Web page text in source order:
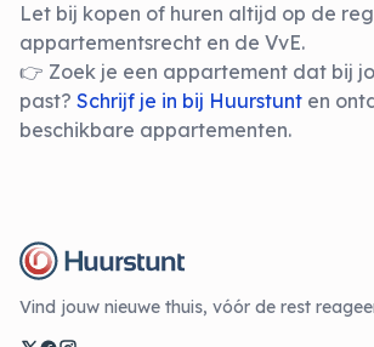
Let bij kopen of huren altijd op de
appartementsrecht en de VvE.
👉 Zoek je een appartement dat bij
past? Schrijf je in bij Huurstunt en
beschikbare appartementen.
Vind jouw nieuwe thuis, vóór de rest